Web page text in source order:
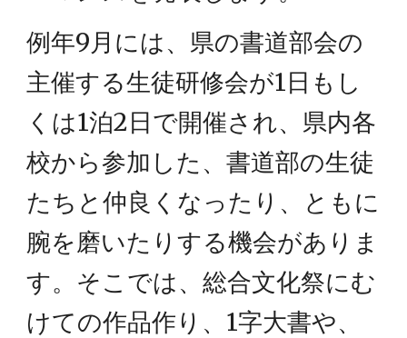
例年9月には、県の書道部会の
主催する生徒研修会が1日もし
くは1泊2日で開催され、県内各
校から参加した、書道部の生徒
たちと仲良くなったり、ともに
腕を磨いたりする機会がありま
す。そこでは、総合文化祭にむ
けての作品作り、1字大書や、